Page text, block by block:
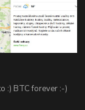
:) BTC forever :-)